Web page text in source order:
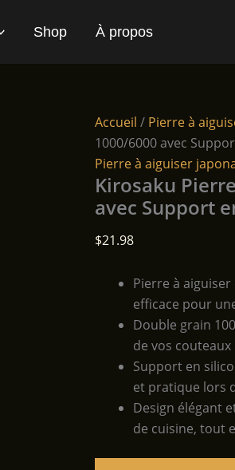
Shop À propos
Accueil / Pierre à
1000/6000 avec
Pierre à aiguiser
Kirosaku
avec Support
$21.98
Pierre à
efficace pour
Double grain
de vos
Support en
et pratique lors
Design élégant
de cuisine, tout